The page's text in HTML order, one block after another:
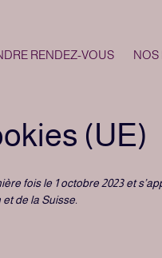
RENDEZ-VOUS NOS
(UE)
fois le 1 octobre 2023 et
de la Suisse.